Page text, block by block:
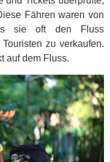
Fähren waren von
sie oft den Fluss
zu verkaufen.
auf dem Fluss.